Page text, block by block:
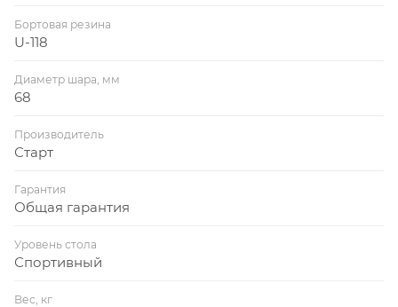
Бортовая резина
U-118
Диаметр шара, мм
68
Производитель
Старт
Гарантия
Общая гарантия
Уровень стола
Спортивный
Вес, кг